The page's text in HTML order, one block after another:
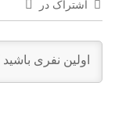
اشتراک در